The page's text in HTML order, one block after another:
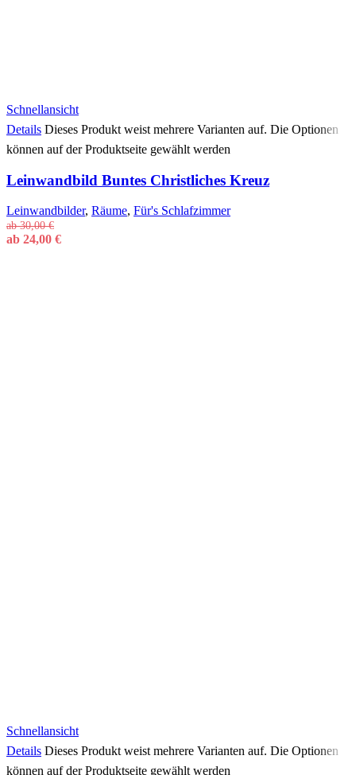
Schnellansicht
Details Dieses Produkt weist mehrere Varianten auf. Die Optionen
können auf der Produktseite gewählt werden
Leinwandbild Buntes Christliches Kreuz
Leinwandbilder, Räume, Für's Schlafzimmer
ab30,00€
ab 24,00 €
Schnellansicht
Details Dieses Produkt weist mehrere Varianten auf. Die Optionen
können auf der Produktseite gewählt werden